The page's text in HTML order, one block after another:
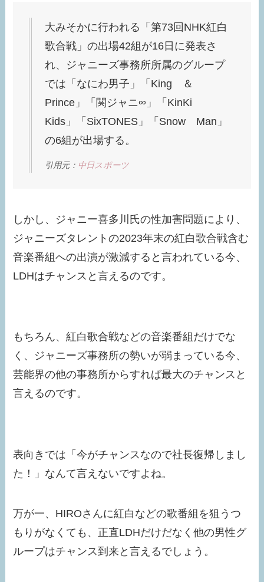
大みそかに行われる「第73回NHK紅白
歌合戦」の出場42組が16日に発表さ
れ、ジャニーズ事務所所属のグループ
では「なにわ男子」「King ＆
Prince」「関ジャニ∞」「KinKi
Kids」「SixTONES」「Snow Man」
の6組が出場する。
引用元： 中日スポーツ
しかし、ジャニー喜多川氏の性加害問題により、
ジャニーズタレントの2023年末の紅白歌合戦含む
音楽番組への出演が激減すると言われている今、
LDHはチャンスと言えるのです。
もちろん、紅白歌合戦などの音楽番組だけでな
く、ジャニーズ事務所の勢いが弱まっている今、
芸能界の他の事務所からすれば最大のチャンスと
言えるのです。
表向きでは「今がチャンスなので社長復帰しまし
た！」なんて言えないですよね。
万が一、HIROさんに紅白などの歌番組を狙うつ
もりがなくても、正直LDHだけだなく他の男性グ
ループはチャンス到来と言えるでしょう。